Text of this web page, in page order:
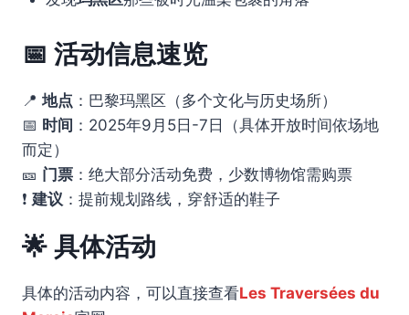
📅 活动信息速览
📍 地点 ：巴黎玛黑区（多个文化与历史场所）
📅 时间 ：2025年9月5日-7日（具体开放时间依场地
而定）
🎫 门票 ：绝大部分活动免费，少数博物馆需购票
❗ 建议 ：提前规划路线，穿舒适的鞋子
🌟 具体活动
具体的活动内容，可以直接查看Les Traversées du